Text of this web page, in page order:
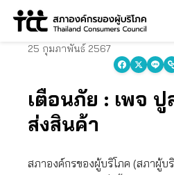
Skip
25 กุมภาพันธ์ 2567
เตือนภัย : เพจ ปู
ส่งสินค้า
สภาองค์กรของผู้บริโภค (สภาผู้บริ